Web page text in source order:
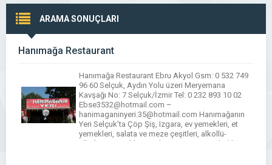
ARAMA SONUÇLARI
Hanımağa Restaurant
Hanımağa Restaurant Ebru Akyol Gsm: 0 532 749
96 60 Selçuk, Aydın Yolu üzeri Meryemana
Kavşağı No: 7 Selçuk/İzmir Tel: 0 232 893 10 02
Ebse3532@hotmail.com –
hanimaganinyeri.35@hotmail.com Hanımağanın
Yeri Selçuk’ta Çöp Şiş, Izgara, ev yemekleri, et
yemekleri, salata ve meze çeşitleri, alkollü-
alkolsüz içecekler, gözleme, ev mantısı, balık,